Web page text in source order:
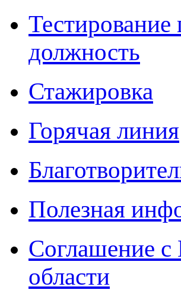
Тестирование
должность
Стажировка
Горячая линия
Полезная
Соглашение
области